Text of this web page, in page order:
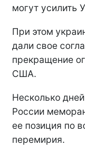
могут усилить
При этом
дали свое
прекращение
США.
Несколько
России
ее позиция по
перемирия.